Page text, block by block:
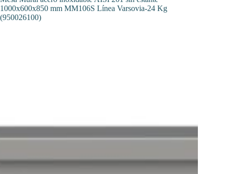
1000x600x850 mm MM106S Línea Varsovia-24 Kg
(950026100)